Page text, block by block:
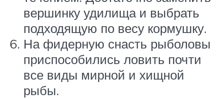
вершинку удилища и выбрать
подходящую по весу кормушку.
На фидерную снасть рыболовы
приспособились ловить почти
все виды мирной и хищной
рыбы.